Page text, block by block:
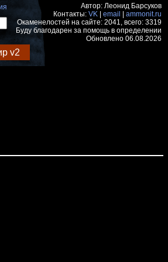
Автор: Леонид Барсуков
Контакты: VK email
ammonit.ru
Окаменелостей на сайте: 2041, всего: 3319
Буду благодарен за помощь в определении
Обновлено 06.08.2026
v2